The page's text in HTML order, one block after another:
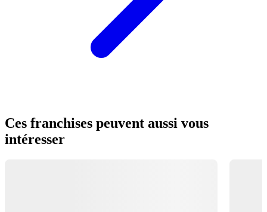
Ces franchises peuvent aussi vous
intéresser